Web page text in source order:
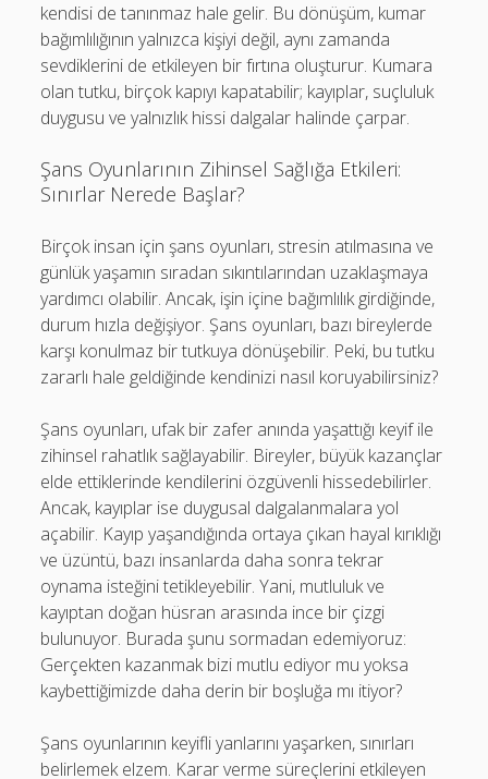
kendisi de tanınmaz hale gelir. Bu dönüşüm, kumar
bağımlılığının yalnızca kişiyi değil, aynı zamanda
sevdiklerini de etkileyen bir fırtına oluşturur. Kumara
olan tutku, birçok kapıyı kapatabilir; kayıplar, suçluluk
duygusu ve yalnızlık hissi dalgalar halinde çarpar.
Şans Oyunlarının Zihinsel Sağlığa Etkileri:
Sınırlar Nerede Başlar?
Birçok insan için şans oyunları, stresin atılmasına ve
günlük yaşamın sıradan sıkıntılarından uzaklaşmaya
yardımcı olabilir. Ancak, işin içine bağımlılık girdiğinde,
durum hızla değişiyor. Şans oyunları, bazı bireylerde
karşı konulmaz bir tutkuya dönüşebilir. Peki, bu tutku
zararlı hale geldiğinde kendinizi nasıl koruyabilirsiniz?
Şans oyunları, ufak bir zafer anında yaşattığı keyif ile
zihinsel rahatlık sağlayabilir. Bireyler, büyük kazançlar
elde ettiklerinde kendilerini özgüvenli hissedebilirler.
Ancak, kayıplar ise duygusal dalgalanmalara yol
açabilir. Kayıp yaşandığında ortaya çıkan hayal kırıklığı
ve üzüntü, bazı insanlarda daha sonra tekrar
oynama isteğini tetikleyebilir. Yani, mutluluk ve
kayıptan doğan hüsran arasında ince bir çizgi
bulunuyor. Burada şunu sormadan edemiyoruz:
Gerçekten kazanmak bizi mutlu ediyor mu yoksa
kaybettiğimizde daha derin bir boşluğa mı itiyor?
Şans oyunlarının keyifli yanlarını yaşarken, sınırları
belirlemek elzem. Karar verme süreçlerini etkileyen